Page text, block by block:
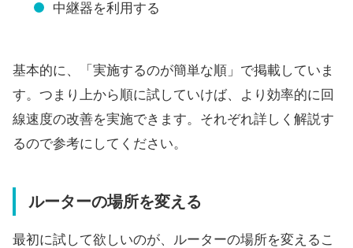
中継器を利用する
基本的に、「実施するのが簡単な順」で掲載していま
す。つまり上から順に試していけば、より効率的に回
線速度の改善を実施できます。それぞれ詳しく解説す
るので参考にしてください。
ルーターの場所を変える
最初に試して欲しいのが、ルーターの場所を変えるこ